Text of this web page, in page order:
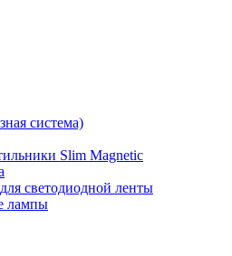
система)
Slim Magnetic
светодиодной ленты
лампы